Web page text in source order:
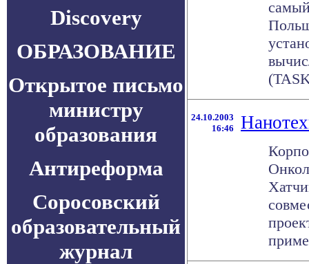
Discovery
ОБРАЗОВАНИЕ
Открытое письмо
министру
образования
Антиреформа
Соросовский
образовательный
журнал
24.10.2003
16:46